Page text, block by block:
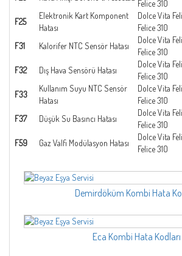
Felice 310
F25
Elektronik Kart Komponent
Hatası
Dolce Vita
Felice 310
F31
Kalorifer NTC Sensör Hatası
Dolce Vita
Felice 310
F32
Dış Hava Sensörü Hatası
Dolce Vita
Felice 310
F33
Kullanım Suyu NTC Sensör
Hatası
Dolce Vita
Felice 310
F37
Düşük Su Basıncı Hatası
Dolce Vita
Felice 310
F59
Gaz Valfi Modülasyon Hatası
Dolce Vita
Felice 310
Demirdöküm Kombi Hata
Eca Kombi Hata Kodları